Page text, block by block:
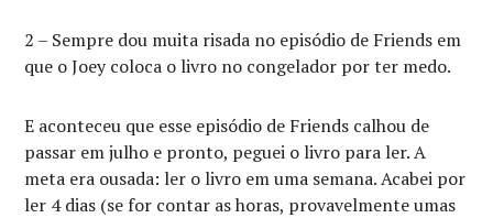
2 – Sempre dou muita risada no episódio de Friends em
que o Joey coloca o livro no congelador por ter medo.
E aconteceu que esse episódio de Friends calhou de
passar em julho e pronto, peguei o livro para ler. A
meta era ousada: ler o livro em uma semana. Acabei por
ler 4 dias (se for contar as horas, provavelmente umas